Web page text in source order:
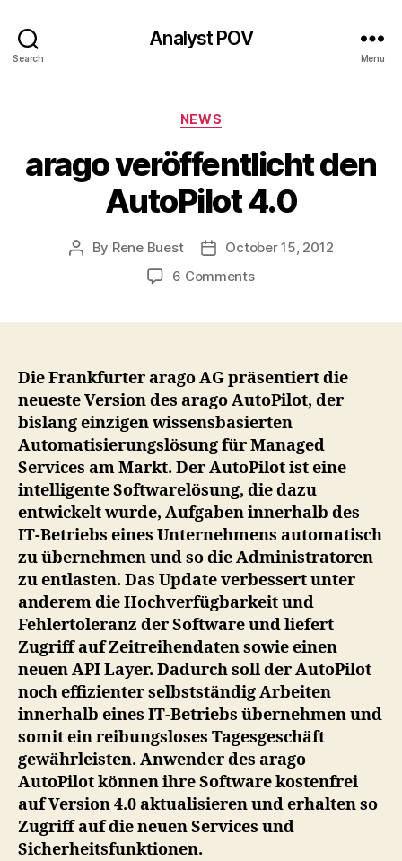
Search
Analyst POV
Menu
Categories
NEWS
arago veröffentlicht den
AutoPilot 4.0
Post
By Rene Buest
PostOctober 15, 2012
6 Commentson
4.0
Die Frankfurter arago AG präsentiert die
neueste Version des arago AutoPilot, der
bislang einzigen wissensbasierten
Automatisierungslösung für Managed
Services am Markt. Der AutoPilot ist eine
intelligente Softwarelösung, die dazu
entwickelt wurde, Aufgaben innerhalb des
IT-Betriebs eines Unternehmens automatisch
zu übernehmen und so die Administratoren
zu entlasten. Das Update verbessert unter
anderem die Hochverfügbarkeit und
Fehlertoleranz der Software und liefert
Zugriff auf Zeitreihendaten sowie einen
neuen API Layer. Dadurch soll der AutoPilot
noch effizienter selbstständig Arbeiten
innerhalb eines IT-Betriebs übernehmen und
somit ein reibungsloses Tagesgeschäft
gewährleisten. Anwender des arago
AutoPilot können ihre Software kostenfrei
auf Version 4.0 aktualisieren und erhalten so
Zugriff auf die neuen Services und
Sicherheitsfunktionen.